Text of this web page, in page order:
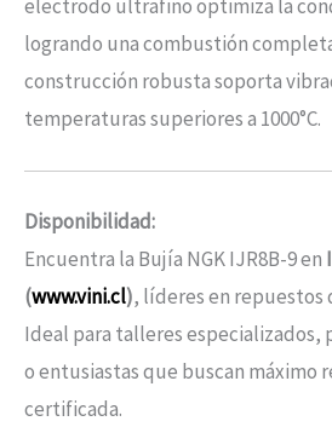
electrodo ultrafino optimiza la
logrando una combustión
construcción robusta soporta
temperaturas superiores a 1000°C.
Disponibilidad:
Encuentra la Bujía NGK IJR8B-9 en
(www.vini.cl), líderes en repuestos
Ideal para talleres especializados,
o entusiastas que buscan máximo
certificada.